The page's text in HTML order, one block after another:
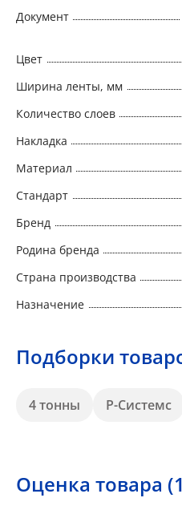
Документ
Цвет
Ширина ленты, мм
Количество слоев
Накладка
Материал
Стандарт
Бренд
Родина бренда
Страна производства
Назначение
Подборки
4 тонны Р-Системс
Оценка товара